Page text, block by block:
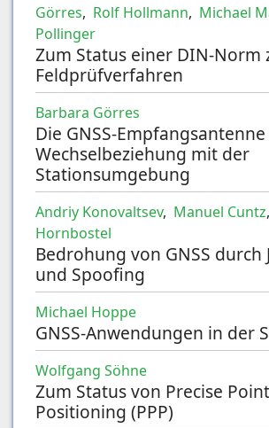
Görres, Rolf Hollmann, Michael
Pollinger
Zum Status einer DIN-Norm
Feldprüfverfahren
Barbara Görres
Die GNSS-
Wechselbeziehung mit der
Stationsumgebung
Andriy Konovaltsev, Manuel Cuntz,
Hornbostel
Bedrohung von GNSS durch
und Spoofing
Michael Hoppe
GNSS-Anwendungen in der
Wolfgang Söhne
Zum Status von Precise Point
Positioning (PPP)